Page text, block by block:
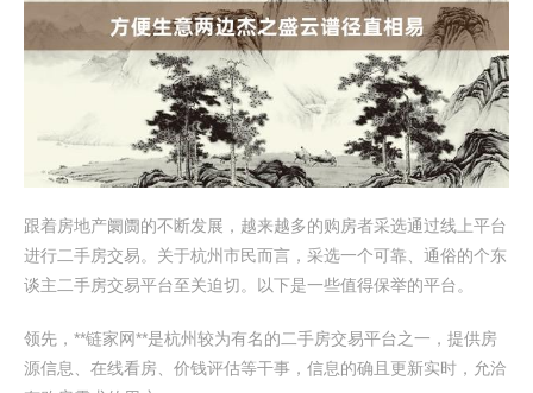
跟着房地产阛阓的不断发展，越来越多的购房者采选通过线上平台
进行二手房交易。关于杭州市民而言，采选一个可靠、通俗的个东
谈主二手房交易平台至关迫切。以下是一些值得保举的平台。
领先，**链家网**是杭州较为有名的二手房交易平台之一，提供房
源信息、在线看房、价钱评估等干事，信息的确且更新实时，允洽